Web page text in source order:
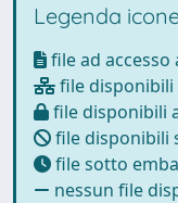
Legenda
file ad accesso
file
file disponibili
file disponibili
file sotto
nessun file